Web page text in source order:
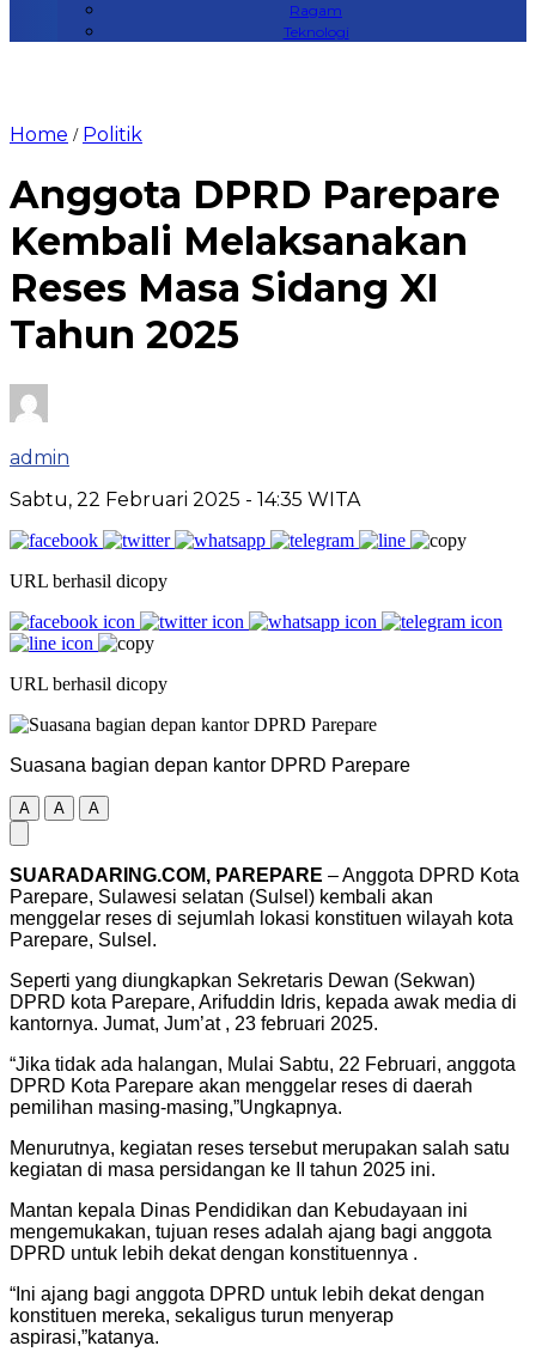
Ragam
Teknologi
Home / Politik
Anggota DPRD Parepare
Kembali Melaksanakan
Reses Masa Sidang XI
Tahun 2025
admin
Sabtu, 22 Februari 2025 - 14:35 WITA
URL berhasil dicopy
URL berhasil dicopy
Suasana bagian depan kantor DPRD Parepare
A A A
SUARADARING.COM, PAREPARE – Anggota DPRD Kota
Parepare, Sulawesi selatan (Sulsel) kembali akan
menggelar reses di sejumlah lokasi konstituen wilayah kota
Parepare, Sulsel.
Seperti yang diungkapkan Sekretaris Dewan (Sekwan)
DPRD kota Parepare, Arifuddin Idris, kepada awak media di
kantornya. Jumat, Jum’at , 23 februari 2025.
“Jika tidak ada halangan, Mulai Sabtu, 22 Februari, anggota
DPRD Kota Parepare akan menggelar reses di daerah
pemilihan masing-masing,”Ungkapnya.
Menurutnya, kegiatan reses tersebut merupakan salah satu
kegiatan di masa persidangan ke II tahun 2025 ini.
Mantan kepala Dinas Pendidikan dan Kebudayaan ini
mengemukakan, tujuan reses adalah ajang bagi anggota
DPRD untuk lebih dekat dengan konstituennya .
“Ini ajang bagi anggota DPRD untuk lebih dekat dengan
konstituen mereka, sekaligus turun menyerap
aspirasi,”katanya.